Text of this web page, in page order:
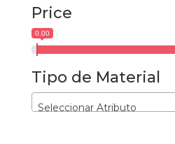
Price
0.00
Tipo de Material
Seleccionar Atributo